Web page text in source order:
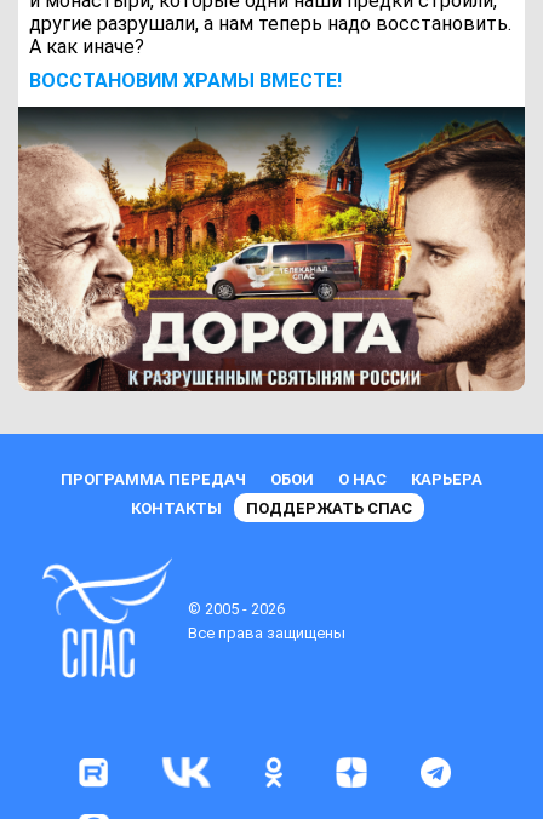
другие разрушали, а нам теперь надо восстановить.
А как иначе?
ВОCСТАНОВИМ ХРАМЫ ВМЕСТЕ!
ПРОГРАММА ПЕРЕДАЧ ОБОИ О НАС
КАРЬЕРА
КОНТАКТЫ
ПОДДЕРЖАТЬ СПАС
© 2005 - 2026
Все права защищены